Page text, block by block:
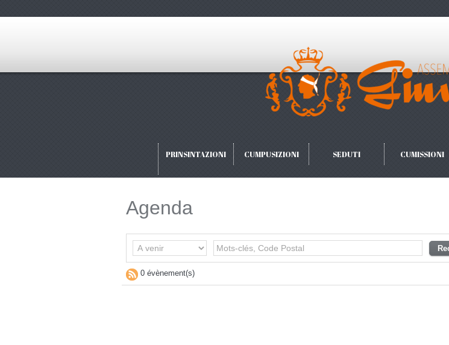
PRINSINTAZIONI CUMPUSIZIONI SEDUTI CUMISSIONI
Agenda
0 évènement(s)